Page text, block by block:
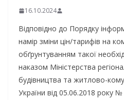
16.10.2024
Відповідно до Порядку
намір зміни цін/тарифів на
обґрунтуванням такої
наказом Міністерства
будівництва та житлово-
України від 05.06.2018 року